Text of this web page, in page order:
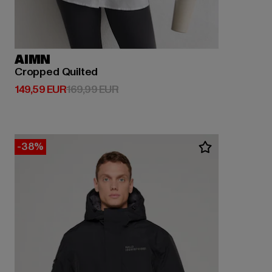
AIMN
Cropped Quilted
149,59 EUR
Derzeitiger Preis: 149,59 EUR
169,99 EURAktionspreis: 169,99 EUR
-38%